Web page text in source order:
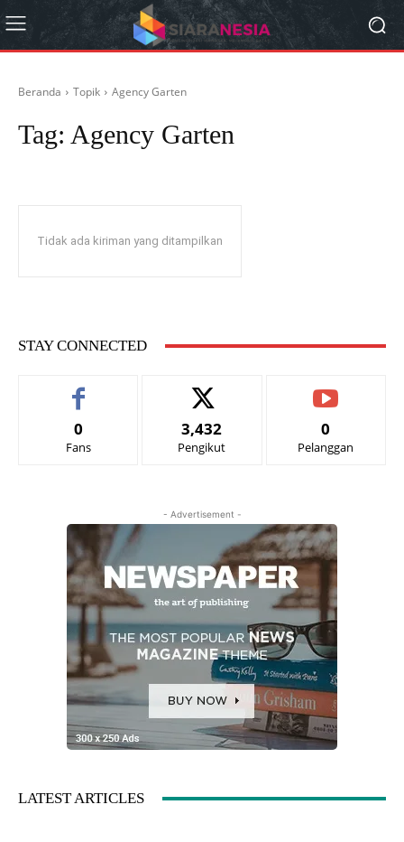
Beranda Topik Agency Garten
Tag: Agency Garten
Tidak ada kiriman yang ditampilkan
STAY CONNECTED
0
Fans
3,432
Pengikut
0
Pelanggan
- Advertisement -
LATEST ARTICLES